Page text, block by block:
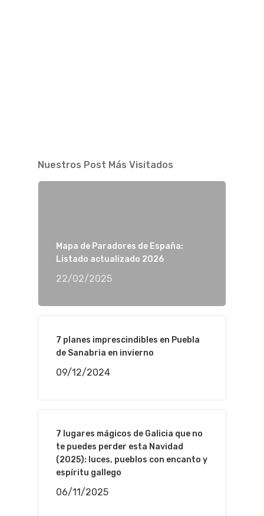
Nuestros Post Más Visitados
Mapa de Paradores de España:
Listado actualizado 2026
22/02/2025
7 planes imprescindibles en Puebla
de Sanabria en invierno
09/12/2024
7 lugares mágicos de Galicia que no
te puedes perder esta Navidad
(2025): luces, pueblos con encanto y
espíritu gallego
06/11/2025